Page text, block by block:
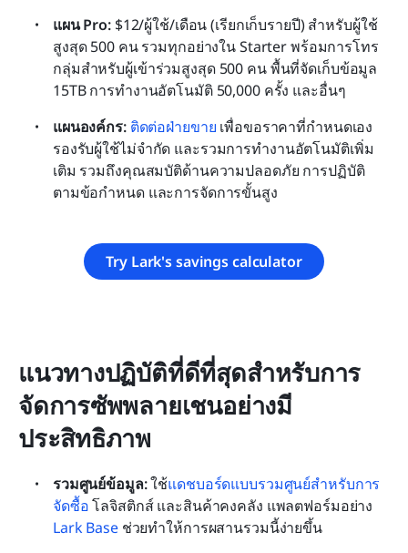
แผน Pro: $12/ผู้ใช้/เดือน (เรียกเก็บรายปี) สำหรับผู้ใช้
สูงสุด 500 คน รวมทุกอย่างใน Starter พร้อมการโทร
กลุ่มสำหรับผู้เข้าร่วมสูงสุด 500 คน พื้นที่จัดเก็บข้อมูล
15TB การทำงานอัตโนมัติ 50,000 ครั้ง และอื่นๆ
แผนองค์กร: ติดต่อฝ่ายขาย เพื่อขอราคาที่กำหนดเอง
รองรับผู้ใช้ไม่จำกัด และรวมการทำงานอัตโนมัติเพิ่ม
เติม รวมถึงคุณสมบัติด้านความปลอดภัย การปฏิบัติ
ตามข้อกำหนด และการจัดการขั้นสูง
Try Lark's savings calculator
แนวทางปฏิบัติที่ดีที่สุดสำหรับการ
จัดการซัพพลายเชนอย่างมี
ประสิทธิภาพ
รวมศูนย์ข้อมูล: ใช้แดชบอร์ดแบบรวมศูนย์สำหรับการ
จัดซื้อ
Lark Base ช่วยทำให้การผสานรวมนี้ง่ายขึ้น